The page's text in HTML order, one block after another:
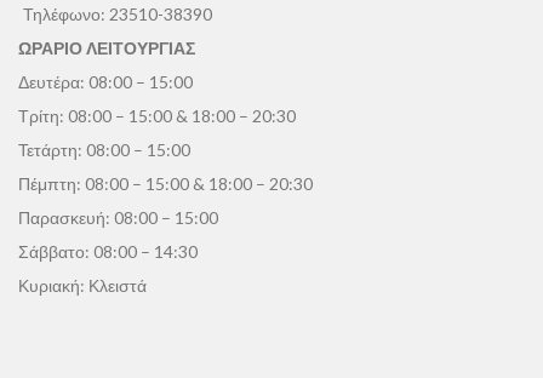
Τηλέφωνο: 23510-38390
ΩΡΑΡΙΟ ΛΕΙΤΟΥΡΓΙΑΣ
Δευτέρα: 08:00 – 15:00
Τρίτη: 08:00 – 15:00 & 18:00 – 20:30
Τετάρτη: 08:00 – 15:00
Πέμπτη: 08:00 – 15:00 & 18:00 – 20:30
Παρασκευή: 08:00 – 15:00
Σάββατο: 08:00 – 14:30
Κυριακή: Κλειστά